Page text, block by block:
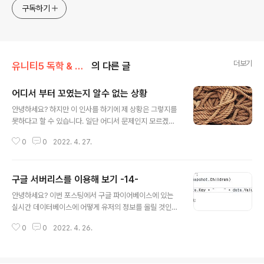
구독하기
유니티5 독학 & 게임 제작/Project Yukkuri Run 의 다른 글 더보기
어디서 부터 꼬였는지 알수 없는 상황
안녕하세요? 하지만 이 인사를 하기에 제 상황은 그렇지를
못하다고 할 수 있습니다. 일단 어디서 문제인지 모르겠습
이 그렇게 순조롭게 진행이 되지 않다고 말할 수 있겠습니
의 밧줄과 같이 꼬여져 있습니다. 아무튼 이래저래 상황이
매우 복잡한데, 이걸 뭐라고 해야 할지 잘 모르는 상황이 되
었습니다.
0 0 2022. 4. 27.
구글 서버리스를 이용해 보기 -14-
안녕하세요? 이번 포스팅에서 구글 파이어베이스에 있는
실시간 데이터베이스에 어떻게 유저의 정보를 올릴 것인가
위해서는 뭐니 뭐니 해도, 우선은 이전 포스팅에서 언급한
0 0 2022. 4. 26.